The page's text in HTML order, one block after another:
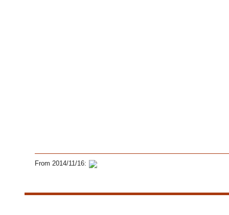
From 2014/11/16: